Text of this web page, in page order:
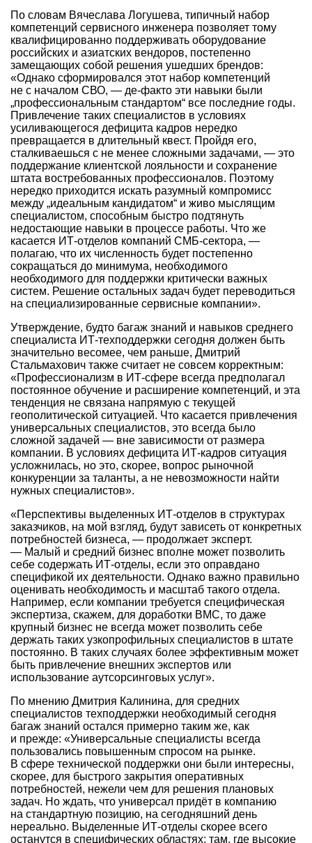
По словам Вячеслава Логушева, типичный набор
компетенций сервисного инженера позволяет тому
квалифицированно поддерживать оборудование
российских и азиатских вендоров, постепенно
замещающих собой решения ушедших брендов:
«Однако сформировался этот набор компетенций
не с началом СВО, — де-факто эти навыки были
„профессиональным стандартом“ все последние годы.
Привлечение таких специалистов в условиях
усиливающегося дефицита кадров нередко
превращается в длительный квест. Пройдя его,
сталкиваешься с не менее сложными задачами, — это
поддержание клиентской лояльности и сохранение
штата востребованных профессионалов. Поэтому
нередко приходится искать разумный компромисс
между „идеальным кандидатом“ и живо мыслящим
специалистом, способным быстро подтянуть
недостающие навыки в процессе работы. Что же
касается ИТ-отделов компаний СМБ-сектора, —
полагаю, что их численность будет постепенно
сокращаться до минимума, необходимого
необходимого для поддержки критически важных
систем. Решение остальных задач будет переводиться
на специализированные сервисные компании».
Утверждение, будто багаж знаний и навыков среднего
специалиста ИТ-техподдержки сегодня должен быть
значительно весомее, чем раньше, Дмитрий
Стальмахович также считает не совсем корректным:
«Профессионализм в ИТ-сфере всегда предполагал
постоянное обучение и расширение компетенций, и эта
тенденция не связана напрямую с текущей
геополитической ситуацией. Что касается привлечения
универсальных специалистов, это всегда было
сложной задачей — вне зависимости от размера
компании. В условиях дефицита ИТ-кадров ситуация
усложнилась, но это, скорее, вопрос рыночной
конкуренции за таланты, а не невозможности найти
нужных специалистов».
«Перспективы выделенных ИТ-отделов в структурах
заказчиков, на мой взгляд, будут зависеть от конкретных
потребностей бизнеса, — продолжает эксперт.
— Малый и средний бизнес вполне может позволить
себе содержать ИТ-отделы, если это оправдано
спецификой их деятельности. Однако важно правильно
оценивать необходимость и масштаб такого отдела.
Например, если компании требуется специфическая
экспертиза, скажем, для доработки BMC, то даже
крупный бизнес не всегда может позволить себе
держать таких узкопрофильных специалистов в штате
постоянно. В таких случаях более эффективным может
быть привлечение внешних экспертов или
использование аутсорсинговых услуг».
По мнению Дмитрия Калинина, для средних
специалистов техподдержки необходимый сегодня
багаж знаний остался примерно таким же, как
и прежде: «Универсальные специалисты всегда
пользовались повышенным спросом на рынке.
В сфере технической поддержки они были интересны,
скорее, для быстрого закрытия оперативных
потребностей, нежели чем для решения плановых
задач. Но ждать, что универсал придёт в компанию
на стандартную позицию, на сегодняшний день
нереально. Выделенные ИТ-отделы скорее всего
останутся в специфических областях; там, где высокие